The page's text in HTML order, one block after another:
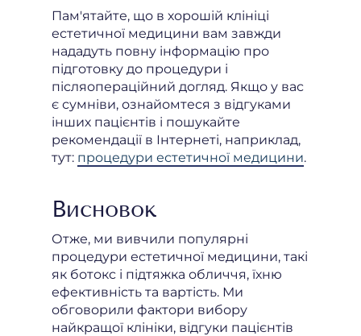
Пам'ятайте, що в хорошій клініці
естетичної медицини вам завжди
нададуть повну інформацію про
підготовку до процедури і
післяопераційний догляд. Якщо у вас
є сумніви, ознайомтеся з відгуками
інших пацієнтів і пошукайте
рекомендації в Інтернеті, наприклад,
тут: процедури естетичної медицини.
Висновок
Отже, ми вивчили популярні
процедури естетичної медицини, такі
як ботокс і підтяжка обличчя, їхню
ефективність та вартість. Ми
обговорили фактори вибору
найкращої клініки, відгуки пацієнтів